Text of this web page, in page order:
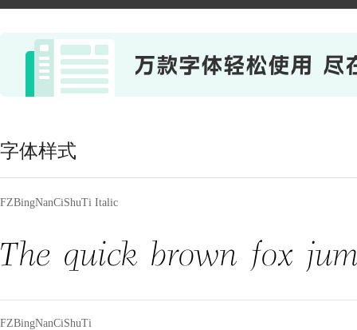
字体样式
FZBingNanCiShuTi Italic
The quick brown fox
FZBingNanCiShuTi